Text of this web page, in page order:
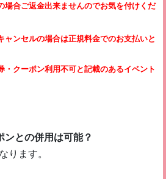
合ご返金出来ませんのでお気を付けくだ
ンセルの場合は正規料金でのお支払いと
クーポン利用不可と記載のあるイベント
ンとの併用は可能？
ります。